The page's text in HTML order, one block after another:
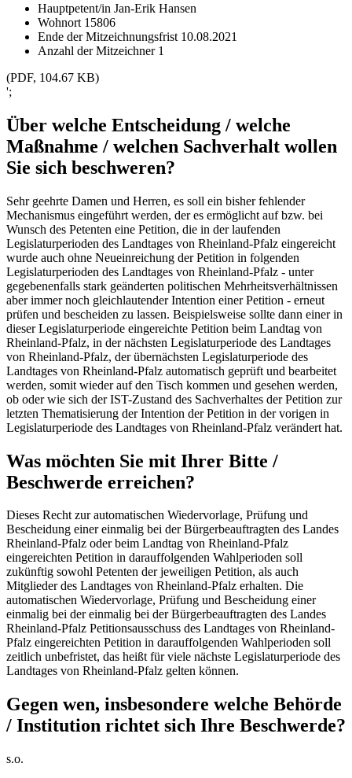
Hauptpetent/in Jan-Erik Hansen
Wohnort 15806
Ende der Mitzeichnungsfrist 10.08.2021
Anzahl der Mitzeichner 1
(PDF, 104.67 KB)
';
Über welche Entscheidung / welche
Maßnahme / welchen Sachverhalt wollen
Sie sich beschweren?
Sehr geehrte Damen und Herren, es soll ein bisher fehlender
Mechanismus eingeführt werden, der es ermöglicht auf bzw. bei
Wunsch des Petenten eine Petition, die in der laufenden
Legislaturperioden des Landtages von Rheinland-Pfalz eingereicht
wurde auch ohne Neueinreichung der Petition in folgenden
Legislaturperioden des Landtages von Rheinland-Pfalz - unter
gegebenenfalls stark geänderten politischen Mehrheitsverhältnissen
aber immer noch gleichlautender Intention einer Petition - erneut
prüfen und bescheiden zu lassen. Beispielsweise sollte dann einer in
dieser Legislaturperiode eingereichte Petition beim Landtag von
Rheinland-Pfalz, in der nächsten Legislaturperiode des Landtages
von Rheinland-Pfalz, der übernächsten Legislaturperiode des
Landtages von Rheinland-Pfalz automatisch geprüft und bearbeitet
werden, somit wieder auf den Tisch kommen und gesehen werden,
ob oder wie sich der IST-Zustand des Sachverhaltes der Petition zur
letzten Thematisierung der Intention der Petition in der vorigen in
Legislaturperiode des Landtages von Rheinland-Pfalz verändert hat.
Was möchten Sie mit Ihrer Bitte /
Beschwerde erreichen?
Dieses Recht zur automatischen Wiedervorlage, Prüfung und
Bescheidung einer einmalig bei der Bürgerbeauftragten des Landes
Rheinland-Pfalz oder beim Landtag von Rheinland-Pfalz
eingereichten Petition in darauffolgenden Wahlperioden soll
zukünftig sowohl Petenten der jeweiligen Petition, als auch
Mitglieder des Landtages von Rheinland-Pfalz erhalten. Die
automatischen Wiedervorlage, Prüfung und Bescheidung einer
einmalig bei der einmalig bei der Bürgerbeauftragten des Landes
Rheinland-Pfalz Petitionsausschuss des Landtages von Rheinland-
Pfalz eingereichten Petition in darauffolgenden Wahlperioden soll
zeitlich unbefristet, das heißt für viele nächste Legislaturperiode des
Landtages von Rheinland-Pfalz gelten können.
Gegen wen, insbesondere welche Behörde
/ Institution richtet sich Ihre Beschwerde?
s.o.